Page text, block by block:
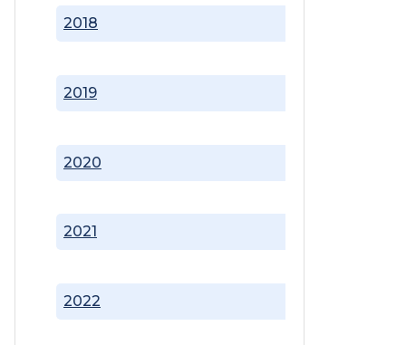
2018
2019
2020
2021
2022